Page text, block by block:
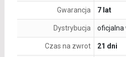
Gwarancja 7 lat
Dystrybucja oficjalna
Czas na zwrot 21 dni